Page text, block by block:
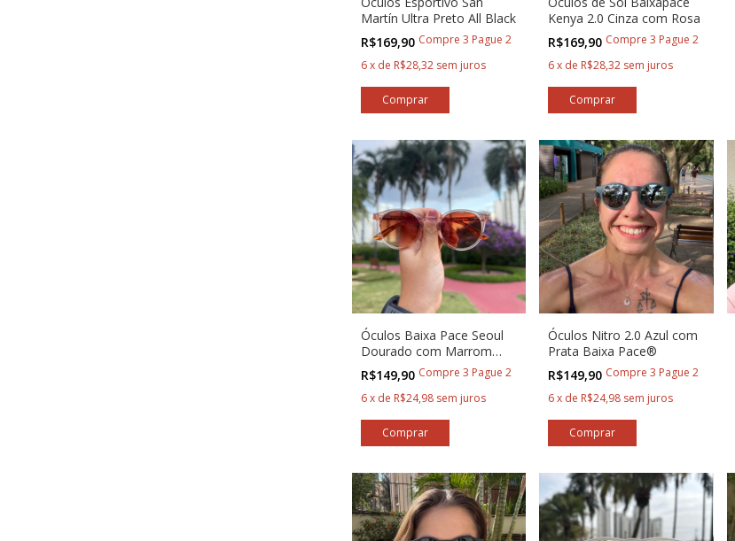
Martín Ultra Preto All Black
R$169,90 Compre 3 Pague 2
6x de R$28,32 sem juros
Kenya 2.0 Cinza com Rosa
R$169,90 Compre 3 Pague 2
6x de R$28,32 sem juros
Óculos Baixa Pace Seoul
Dourado com Marrom
Degradê
R$149,90 Compre 3 Pague 2
6x de R$24,98 sem juros
Óculos Nitro 2.0 Azul com
Prata Baixa Pace®
R$149,90 Compre 3 Pague 2
6x de R$24,98 sem juros